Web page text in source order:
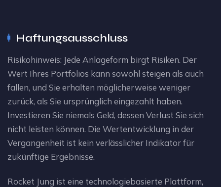
Haftungsausschluss
Risikohinweis: Jede Anlageform birgt Risiken. Der
Wert Ihres Portfolios kann sowohl steigen als auch
fallen, und Sie erhalten möglicherweise weniger
zurück, als Sie ursprünglich eingezahlt haben.
Investieren Sie niemals Geld, dessen Verlust Sie sich
nicht leisten können. Die Wertentwicklung in der
Vergangenheit ist kein verlässlicher Indikator für
zukünftige Ergebnisse.
Rocket Jung ist eine technologiebasierte Plattform,